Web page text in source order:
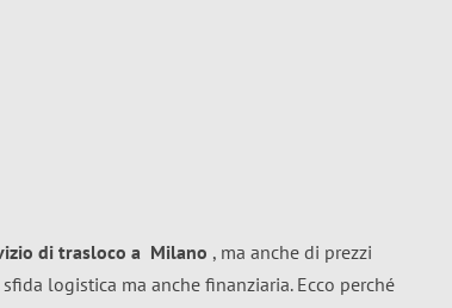
di trasloco a Milano , ma anche di prezzi
logistica ma anche finanziaria. Ecco perché